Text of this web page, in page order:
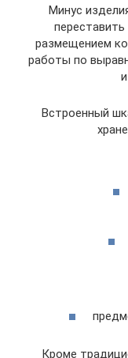
Минус
размещением
работы по
Встроенный
Кроме